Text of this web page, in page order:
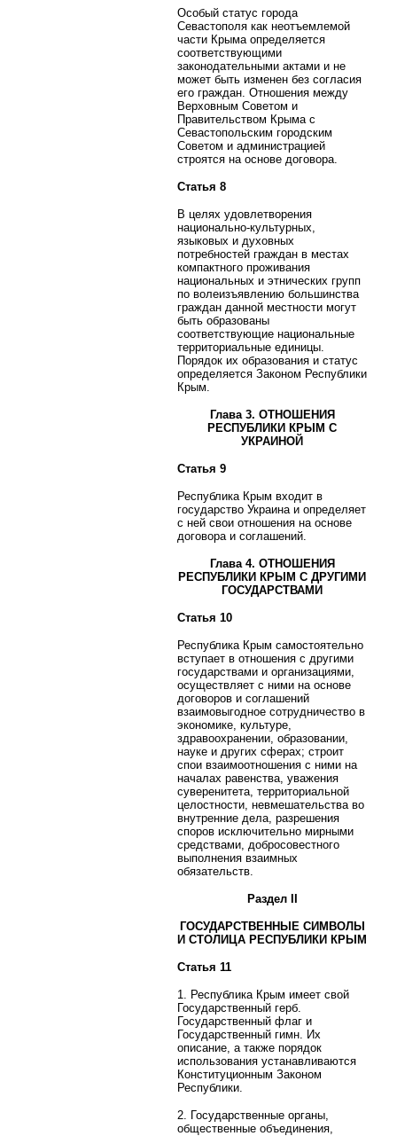
Особый статус города
Севастополя как неотъемлемой
части Крыма определяется
соответствующими
законодательными актами и не
может быть изменен без согласия
его граждан. Отношения между
Верховным Советом и
Правительством Крыма с
Севастопольским городским
Советом и администрацией
строятся на основе договора.
Статья 8
В целях удовлетворения
национально-культурных,
языковых и духовных
потребностей граждан в местах
компактного проживания
национальных и этнических групп
по волеизъявлению большинства
граждан данной местности могут
быть образованы
соответствующие национальные
территориальные единицы.
Порядок их образования и статус
определяется Законом Республики
Крым.
Глава 3. ОТНОШЕНИЯ
РЕСПУБЛИКИ КРЫМ С
УКРАИНОЙ
Статья 9
Республика Крым входит в
государство Украина и определяет
с ней свои отношения на основе
договора и соглашений.
Глава 4. ОТНОШЕНИЯ
РЕСПУБЛИКИ КРЫМ С ДРУГИМИ
ГОСУДАРСТВАМИ
Статья 10
Республика Крым самостоятельно
вступает в отношения с другими
государствами и организациями,
осуществляет с ними на основе
договоров и соглашений
взаимовыгодное сотрудничество в
экономике, культуре,
здравоохранении, образовании,
науке и других сферах; строит
спои взаимоотношения с ними на
началах равенства, уважения
суверенитета, территориальной
целостности, невмешательства во
внутренние дела, разрешения
споров исключительно мирными
средствами, добросовестного
выполнения взаимных
обязательств.
Раздел II
ГОСУДАРСТВЕННЫЕ СИМВОЛЫ
И СТОЛИЦА РЕСПУБЛИКИ КРЫМ
Статья 11
1. Республика Крым имеет свой
Государственный герб.
Государственный флаг и
Государственный гимн. Их
описание, а также порядок
использования устанавливаются
Конституционным Законом
Республики.
2. Государственные органы,
общественные объединения,